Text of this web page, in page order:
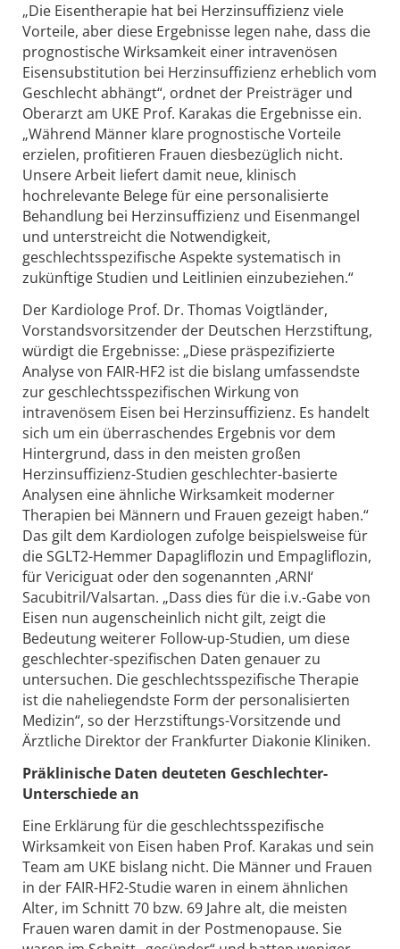
„Die Eisentherapie hat bei Herzinsuffizienz viele
Vorteile, aber diese Ergebnisse legen nahe, dass die
prognostische Wirksamkeit einer intravenösen
Eisensubstitution bei Herzinsuffizienz erheblich vom
Geschlecht abhängt“, ordnet der Preisträger und
Oberarzt am UKE Prof. Karakas die Ergebnisse ein.
„Während Männer klare prognostische Vorteile
erzielen, profitieren Frauen diesbezüglich nicht.
Unsere Arbeit liefert damit neue, klinisch
hochrelevante Belege für eine personalisierte
Behandlung bei Herzinsuffizienz und Eisenmangel
und unterstreicht die Notwendigkeit,
geschlechtsspezifische Aspekte systematisch in
zukünftige Studien und Leitlinien einzubeziehen.“
Der Kardiologe Prof. Dr. Thomas Voigtländer,
Vorstandsvorsitzender der Deutschen Herzstiftung,
würdigt die Ergebnisse: „Diese präspezifizierte
Analyse von FAIR-HF2 ist die bislang umfassendste
zur geschlechtsspezifischen Wirkung von
intravenösem Eisen bei Herzinsuffizienz. Es handelt
sich um ein überraschendes Ergebnis vor dem
Hintergrund, dass in den meisten großen
Herzinsuffizienz-Studien geschlechter-basierte
Analysen eine ähnliche Wirksamkeit moderner
Therapien bei Männern und Frauen gezeigt haben.“
Das gilt dem Kardiologen zufolge beispielsweise für
die SGLT2-Hemmer Dapagliflozin und Empagliflozin,
für Vericiguat oder den sogenannten ‚ARNI‘
Sacubitril/Valsartan. „Dass dies für die i.v.-Gabe von
Eisen nun augenscheinlich nicht gilt, zeigt die
Bedeutung weiterer Follow-up-Studien, um diese
geschlechter-spezifischen Daten genauer zu
untersuchen. Die geschlechtsspezifische Therapie
ist die naheliegendste Form der personalisierten
Medizin“, so der Herzstiftungs-Vorsitzende und
Ärztliche Direktor der Frankfurter Diakonie Kliniken.
Präklinische Daten deuteten Geschlechter-
Unterschiede an
Eine Erklärung für die geschlechtsspezifische
Wirksamkeit von Eisen haben Prof. Karakas und sein
Team am UKE bislang nicht. Die Männer und Frauen
in der FAIR-HF2-Studie waren in einem ähnlichen
Alter, im Schnitt 70 bzw. 69 Jahre alt, die meisten
Frauen waren damit in der Postmenopause. Sie